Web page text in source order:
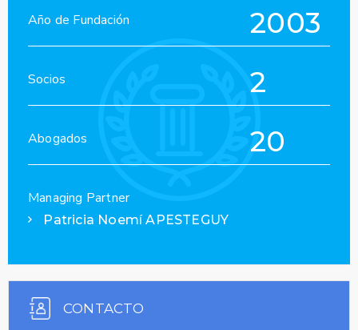
Año de Fundación 2003
Socios 2
Abogados 20
Managing Partner
Patricia Noemí APESTEGUY
CONTACTO